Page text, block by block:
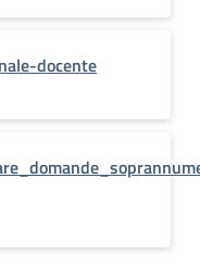
docente